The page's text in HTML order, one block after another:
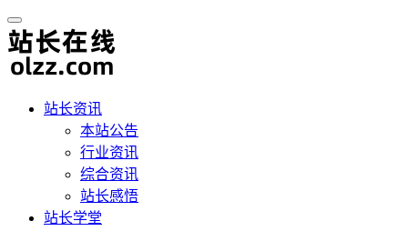
站长资讯
本站公告
行业资讯
综合资讯
站长感悟
站长学堂